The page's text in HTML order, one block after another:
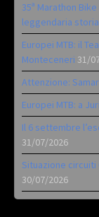
35ª Marathon
leggendaria storia
Europei MTB: il
Monteceneri 31/
Attenzione:
Europei MTB: a
Il 6 settembre
31/07/2026
Situazione circuiti
30/07/2026